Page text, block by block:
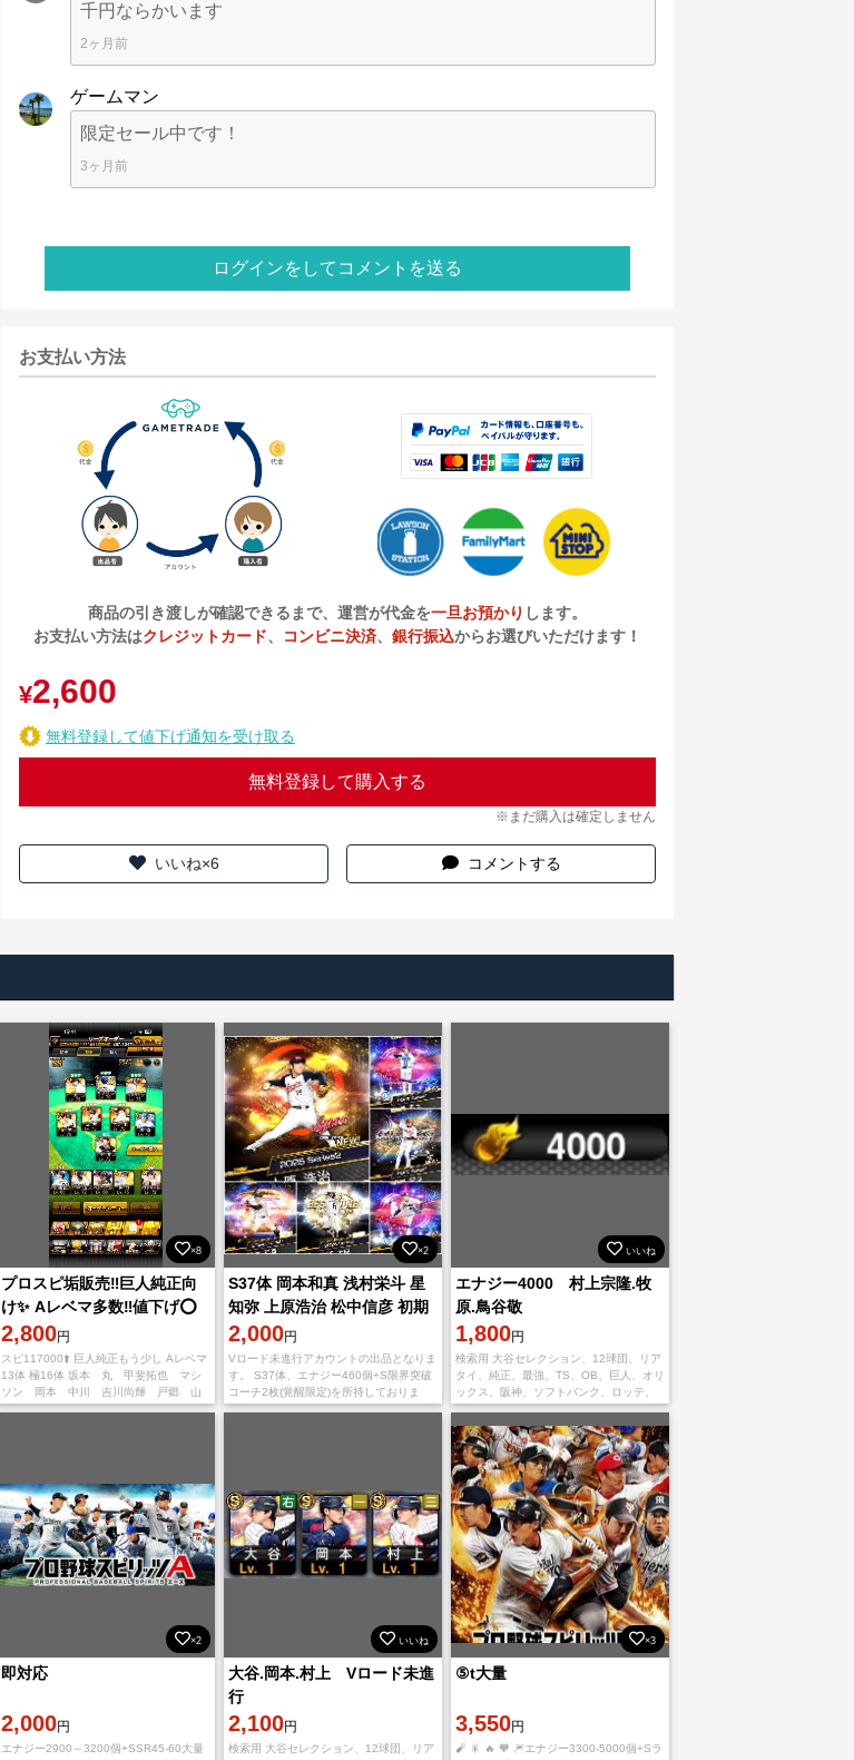
千円ならかいます
2ヶ月前
ゲームマン
限定セール中です！
3ヶ月前
ログインをしてコメントを送る
お支払い方法
商品の引き渡しが確認できるまで、運営が代金を一旦お預かり します。
お支払い方法はクレジットカード、 コンビニ決済、 銀行振込からお選びいただけます！
¥2,600
無料登録して値下げ通知を受け取る
無料登録して購入する
※まだ購入は確定しません
いいね×6 コメントする
×8
プロスピ垢販売‼️巨人純正向
け✨ Aレベマ多数‼️値下げ⭕️
2,800円
スピ117000⬆️ 巨人純正もう少し Aレベマ
13体 極16体 坂本 丸 甲斐拓也 マシ
ソン 岡本 中川 吉川尚輝 戸郷 山
﨑伊織 グリフィン 泉口 キャベッ
×2
S37体 岡本和真 浅村栄斗 星
知弥 上原浩治 松中信彦 初期
垢 巨人純正 リセマラ
2,000円
Vロード未進行アカウントの出品となりま
す。 S37体、エナジー460個+S限界突破
コーチ2枚(覚醒限定)を所持しておりま
す。 ジャイアンツ岡本和真、上原浩治、
いいね
エナジー4000 村上宗隆.牧
原.鳥谷敬
1,800円
検索用 大谷セレクション、12球団、リア
タイ、純正、最強、TS、OB、巨人、オリ
ックス、阪神、ソフトバンク、ロッテ、
楽天、日ハム、広島カープ、西武、中
日、ヤクルト 未進行 ダルビッシュ ソフ
トバンク
×2
即対応
2,000円
エナジー2900～3200個+SSR45-60大量
いいね
大谷.岡本.村上 Vロード未進
行
2,100円
検索用 大谷セレクション、12球団、リア
×3
⑤t大量
3,550円
🧨 🎇 🔥 🧡 🎆エナジー3300-5000個+Sラ